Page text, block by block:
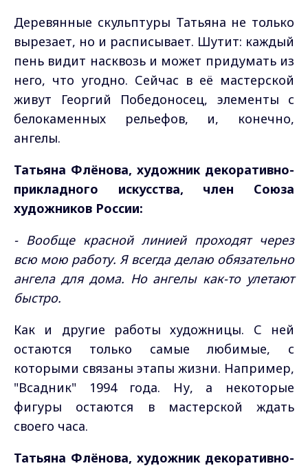
Деревянные скульптуры Татьяна не только
вырезает, но и расписывает. Шутит: каждый
пень видит насквозь и может придумать из
него, что угодно. Сейчас в её мастерской
живут Георгий Победоносец, элементы с
белокаменных рельефов, и, конечно,
ангелы.
Татьяна Флёнова, художник декоративно-
прикладного искусства, член Союза
художников России:
- Вообще красной линией проходят через
всю мою работу. Я всегда делаю обязательно
ангела для дома. Но ангелы как-то улетают
быстро.
Как и другие работы художницы. С ней
остаются только самые любимые, с
которыми связаны этапы жизни. Например,
"Всадник" 1994 года. Ну, а некоторые
фигуры остаются в мастерской ждать
своего часа.
Татьяна Флёнова, художник декоративно-